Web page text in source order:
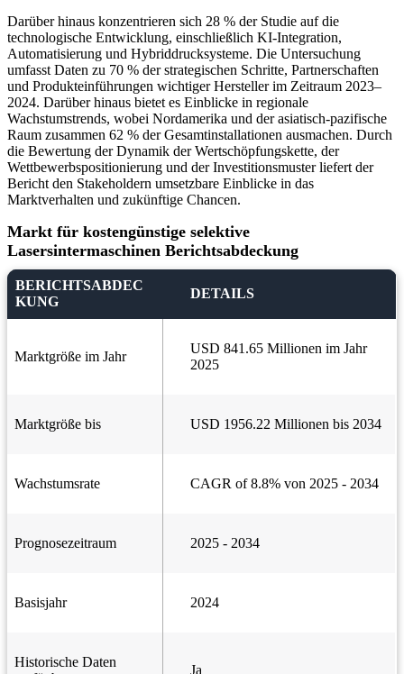
Darüber hinaus konzentrieren sich 28 % der Studie auf die
technologische Entwicklung, einschließlich KI-Integration,
Automatisierung und Hybriddrucksysteme. Die Untersuchung
umfasst Daten zu 70 % der strategischen Schritte, Partnerschaften
und Produkteinführungen wichtiger Hersteller im Zeitraum 2023–
2024. Darüber hinaus bietet es Einblicke in regionale
Wachstumstrends, wobei Nordamerika und der asiatisch-pazifische
Raum zusammen 62 % der Gesamtinstallationen ausmachen. Durch
die Bewertung der Dynamik der Wertschöpfungskette, der
Wettbewerbspositionierung und der Investitionsmuster liefert der
Bericht den Stakeholdern umsetzbare Einblicke in das
Marktverhalten und zukünftige Chancen.
Markt für kostengünstige selektive
Lasersintermaschinen Berichtsabdeckung
BERICHTSABDEC
KUNG
DETAILS
Marktgröße im Jahr
USD 841.65 Millionen im Jahr
2025
Marktgröße bis USD 1956.22 Millionen bis 2034
Wachstumsrate CAGR of 8.8% von 2025 - 2034
Prognosezeitraum 2025 - 2034
Basisjahr 2024
Historische Daten
Ja